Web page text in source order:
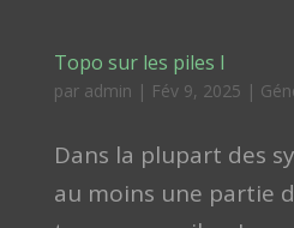
Topo sur les piles I
par admin | Fév 9, 2025 |
Dans la plupart des
au moins une partie